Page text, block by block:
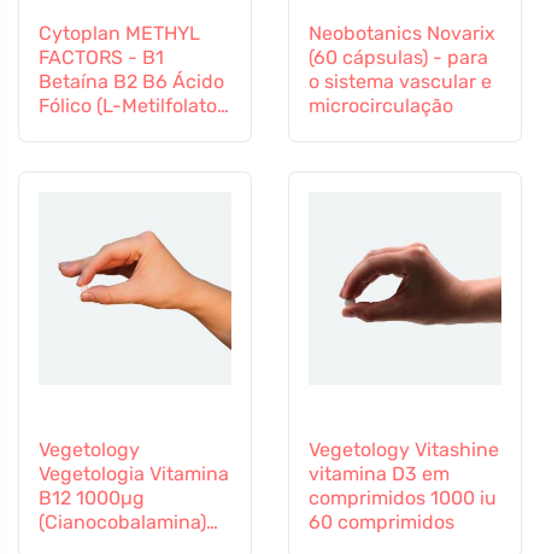
Cytoplan METHYL
FACTORS - B1
Betaína B2 B6 Ácido
Fólico (L-Metilfolato)
Neobotanics Novarix
(60 cápsulas) - para
o sistema vascular e
microcirculação
Vegetology
Vegetologia Vitamina
B12 1000µg
(Cianocobalamina)
Vegetology Vitashine
vitamina D3 em
comprimidos 1000 iu
60 comprimidos